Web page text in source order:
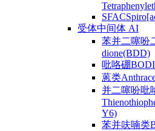
受体中间体 AI
苯并二噻吩
dione(BDD)
吡咯硼
蒽类
并二噻吩吡
Y6)
苯并呋喃类